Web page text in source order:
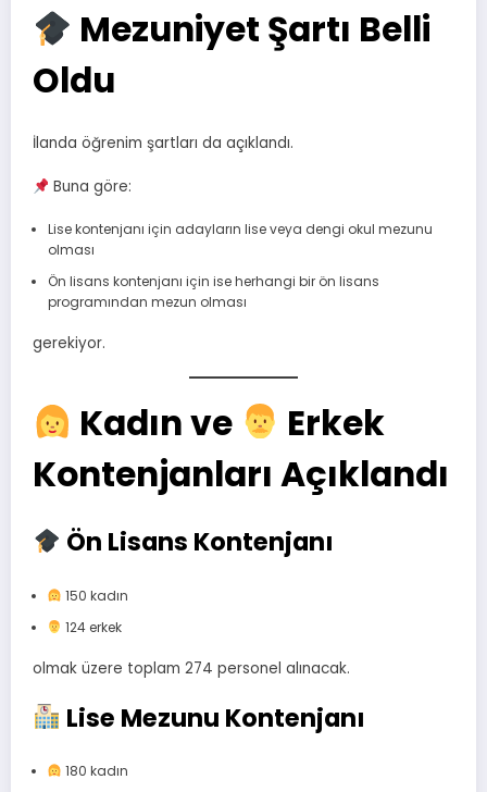
Mezuniyet Şartı Belli
Oldu
İlanda öğrenim şartları da açıklandı.
Buna göre:
Lise kontenjanı için adayların lise veya dengi okul mezunu
olması
Ön lisans kontenjanı için ise herhangi bir ön lisans
programından mezun olması
gerekiyor.
Kadın ve
Erkek
Kontenjanları Açıklandı
Ön Lisans Kontenjanı
150 kadın
124 erkek
olmak üzere toplam 274 personel alınacak.
Lise Mezunu Kontenjanı
180 kadın